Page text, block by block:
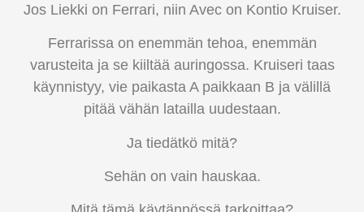
Jos Liekki on Ferrari, niin Avec on Kontio Kruiser.
Ferrarissa on enemmän tehoa, enemmän
varusteita ja se kiiltää auringossa. Kruiseri taas
käynnistyy, vie paikasta A paikkaan B ja välillä
pitää vähän latailla uudestaan.
Ja tiedätkö mitä?
Sehän on vain hauskaa.